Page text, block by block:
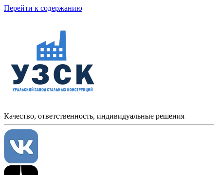
Перейти к содержанию
Качество, ответственность, индивидуальные решения